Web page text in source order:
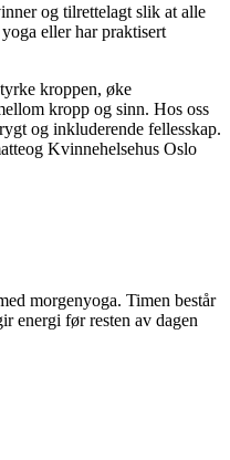
og tilrettelagt slik at alle
eller har praktisert
kroppen, øke
kropp og sinn. Hos oss
og inkluderende fellesskap.
Kvinnehelsehus Oslo
morgenyoga. Timen består
energi før resten av dagen